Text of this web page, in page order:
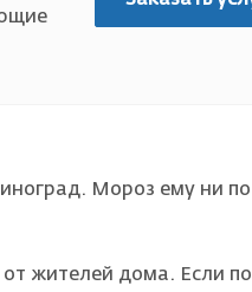
Мороз ему ни
от жителей дома. Если